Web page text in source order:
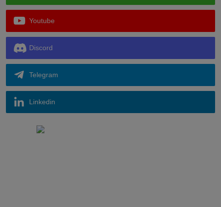
Youtube
Discord
Telegram
Linkedin